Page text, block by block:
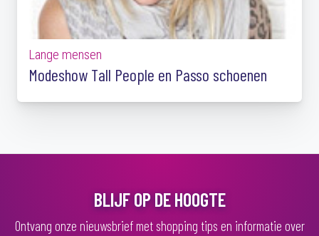
Lange mensen
Modeshow Tall People en Passo schoenen
BLIJF OP DE HOOGTE
Ontvang onze nieuwsbrief met shopping tips en informatie over